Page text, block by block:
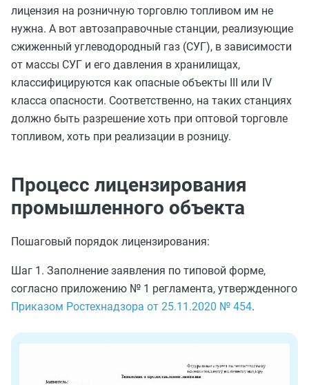
лицензия на розничную торговлю топливом им не
нужна. А вот автозаправочные станции, реализующие
сжиженный углеводородный газ (СУГ), в зависимости
от массы СУГ и его давления в хранилищах,
классифицируются как опасные объекты III или IV
класса опасности. Соответственно, на таких станциях
должно быть разрешение хоть при оптовой торговле
топливом, хоть при реализации в розницу.
Процесс лицензирования
промышленного объекта
Пошаговый порядок лицензирования:
Шаг 1. Заполнение заявления по типовой форме,
согласно приложению № 1 регламента, утвержденного
Приказом Ростехнадзора от 25.11.2020 № 454.